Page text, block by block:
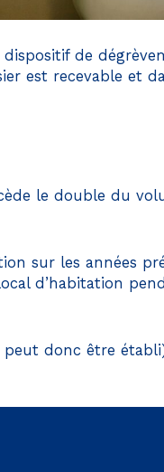
de
est recevable et
le double du
sur les années
d’habitation
donc être